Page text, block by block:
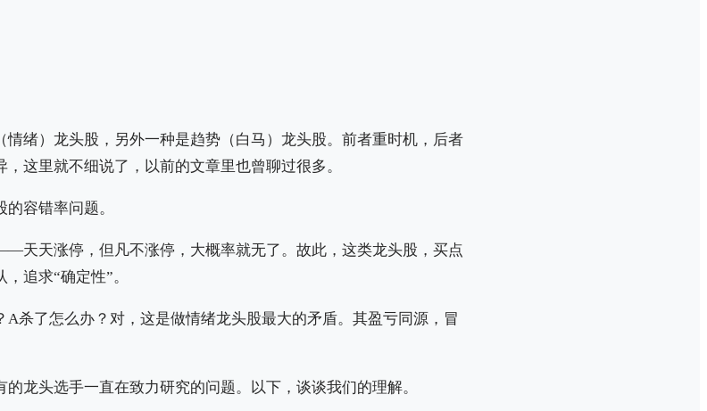
情绪）龙头股，另外一种是趋势（白马）龙头股。前者重时机，后者
这里就不细说了，以前的文章里也曾聊过很多。
容错率问题。
天天涨停，但凡不涨停，大概率就无了。故此，这类龙头股，买点
追求“确定性”。
杀了怎么办？对，这是做情绪龙头股最大的矛盾。其盈亏同源，冒
龙头选手一直在致力研究的问题。以下，谈谈我们的理解。